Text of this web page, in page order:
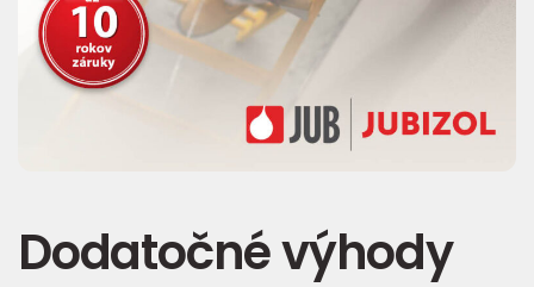
Dodatočné výhody